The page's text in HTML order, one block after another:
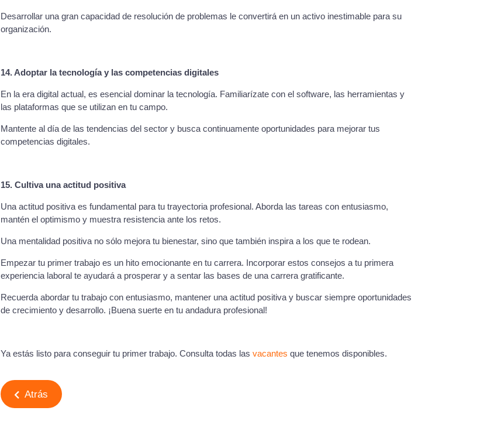
Desarrollar una gran capacidad de resolución de problemas le convertirá en un activo inestimable para su
organización.
14. Adoptar la tecnología y las competencias digitales
En la era digital actual, es esencial dominar la tecnología. Familiarízate con el software, las herramientas y
las plataformas que se utilizan en tu campo.
Mantente al día de las tendencias del sector y busca continuamente oportunidades para mejorar tus
competencias digitales.
15. Cultiva una actitud positiva
Una actitud positiva es fundamental para tu trayectoria profesional. Aborda las tareas con entusiasmo,
mantén el optimismo y muestra resistencia ante los retos.
Una mentalidad positiva no sólo mejora tu bienestar, sino que también inspira a los que te rodean.
Empezar tu primer trabajo es un hito emocionante en tu carrera. Incorporar estos consejos a tu primera
experiencia laboral te ayudará a prosperar y a sentar las bases de una carrera gratificante.
Recuerda abordar tu trabajo con entusiasmo, mantener una actitud positiva y buscar siempre oportunidades
de crecimiento y desarrollo. ¡Buena suerte en tu andadura profesional!
Ya estás listo para conseguir tu primer trabajo. Consulta todas las vacantes que tenemos disponibles.
Atrás